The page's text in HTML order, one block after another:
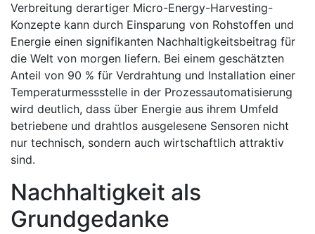
Verbreitung derartiger Micro-Energy-Harvesting-
Konzepte kann durch Einsparung von Rohstoffen und
Energie einen signifikanten Nachhaltigkeitsbeitrag für
die Welt von morgen liefern. Bei einem geschätzten
Anteil von 90 % für Verdrahtung und Installation einer
Temperaturmessstelle in der Prozessautomatisierung
wird deutlich, dass über Energie aus ihrem Umfeld
betriebene und drahtlos ausgelesene Sensoren nicht
nur technisch, sondern auch wirtschaftlich attraktiv
sind.
Nachhaltigkeit als
Grundgedanke